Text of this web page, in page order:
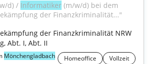
d) / Informatiker (m/w/d) bei dem
der Finanzkriminalität..."
der Finanzkriminalität NRW
Abt. I, Abt. II
Mönchengladbach Homeoffice
Vollzeit